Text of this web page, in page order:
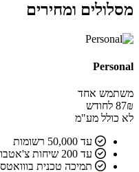
מסלולים ומחירים
Personal
משתמש אחד
87₪ לחודש
לא כולל מע"מ
עד 50,000 רשומות
עד 200 שיחות צ'אטבוט רגיל / 50 שיחות צ'אטבוט AI
תמיכה טכנית